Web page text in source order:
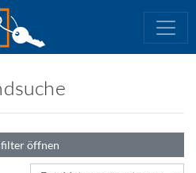
öffnen